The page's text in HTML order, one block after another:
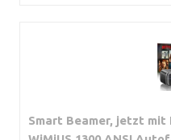
Smart Beamer, jetzt